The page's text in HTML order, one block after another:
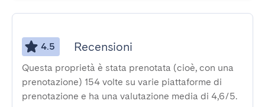
4.5 Recensioni
Questa proprietà è stata prenotata (cioè, con una
prenotazione) 154 volte su varie piattaforme di
prenotazione e ha una valutazione media di 4,6/5.